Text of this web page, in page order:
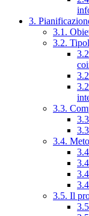
3.
3.1.
3.2.
3.3.
3.4.
3.5. Il